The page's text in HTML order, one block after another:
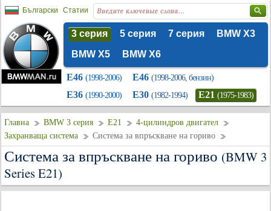
Български Статии
3 серия 5 серия 7 серия
BMW X3
BMW X5
BMW X6
E46 (1998-2006) E46 (1998-2006, бензин)
E36 (1990-2000) E30 (1982-1994) E21 (1975-1983)
Главна BMW 3 серия E21
4-цилиндров двигател
Захранваща система
Система за впръскване на гориво
Система за впръскване на гориво (BMW 3
Series E21)